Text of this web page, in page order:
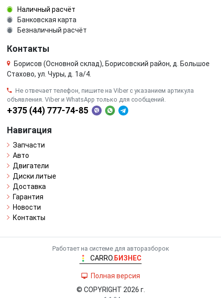
Наличный расчёт
Банковская карта
Безналичный расчёт
Контакты
Борисов (Основной склад), Борисовский район, д. Большое
Стахово, ул. Чуры, д. 1a/4.
Не отвечает телефон, пишите на Viber с указанием артикула
объявления. Viber и WhatsApp только для сообщений.
+375 (44) 777-74-85
Навигация
Запчасти
Авто
Двигатели
Диски литые
Доставка
Гарантия
Новости
Контакты
Работает на системе для авторазборок
CARRO. БИЗНЕС
Полная версия
© COPYRIGHT 2026 г.